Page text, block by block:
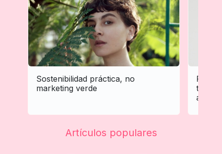
Sostenibilidad práctica, no
marketing verde
Artículos populares